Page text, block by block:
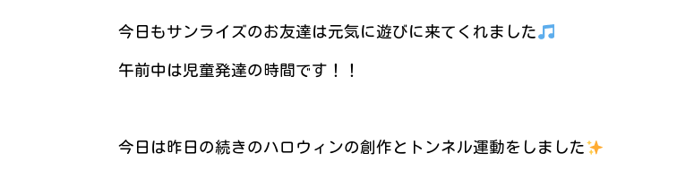
今日もサンライズのお友達は元気に遊びに来てくれました
午前中は児童発達の時間です！！
今日は昨日の続きのハロウィンの創作とトンネル運動をしました